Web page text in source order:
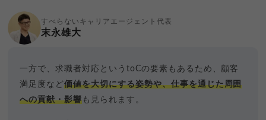
すべらないキャリアエージェント代表
末永雄大
一方で、求職者対応というtoCの要素もあるため、顧客
満足度など価値を大切にする姿勢や、仕事を通じた周囲
への貢献・影響 も見られます。